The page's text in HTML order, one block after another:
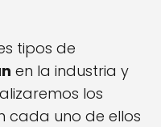
tipos de
en la industria y
los
cada uno de ellos